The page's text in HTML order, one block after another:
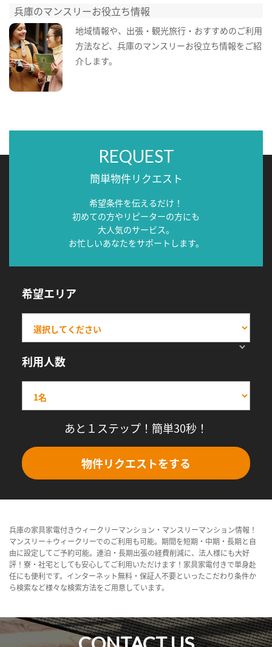
兵庫のマンスリーお役立ち情報
地域情報や、出張・観光旅行・おすすめのご利用
方法など、兵庫のマンスリーお役立ち情報をご紹
介します。
REQUEST
簡単物件リクエスト
希望条件を伝えるだけ！
初めての方やリピーターの方にも
大人気のサービス。
お忙しいあなたをサポートします。
希望エリア
利用人数
あと１ステップ！簡単30秒！
物件リクエストをする
兵庫の家具家電付きウィークリーマンション・マンスリーマンション情報！
マンスリー＋ウィークリーでのご利用も可能。期間を短期・中期・長期と自
由に設定してご予約可能。連泊・長期出張の経費削減に、法人様にも大好
評！寮・社宅としても安心してご利用いただけます！家具家電付きで単身赴
任にも便利です。インターネット無料・保証人不要といったこだわり条件か
ら検索など様々な検索方法をご用意しています。